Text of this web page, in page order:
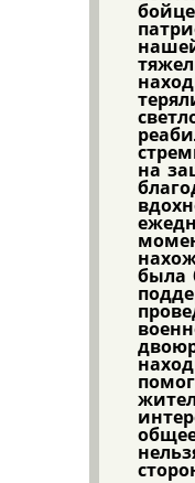
на
была